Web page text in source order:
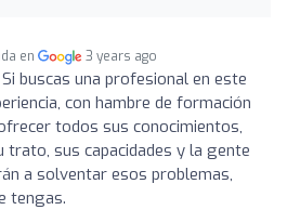
en 3 years ago
Si buscas una profesional en este
con hambre de formación
todos sus conocimientos,
trato, sus capacidades y la gente
a solventar esos problemas,
tengas.